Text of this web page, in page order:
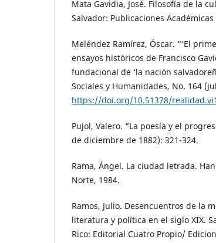
Mata Gavidia, José. Filosofía de la
Salvador: Publicaciones Académicas
Meléndez Ramírez, Óscar. “‘El
ensayos históricos de Francisco
fundacional de ‘la nación
Sociales y Humanidades, No. 164
https://doi.org/10.51378/
Pujol, Valero. “La poesía y el
de diciembre de 1882): 321-324.
Rama, Ángel. La ciudad letrada.
Norte, 1984.
Ramos, Julio. Desencuentros de la
literatura y política en el siglo XIX.
Rico: Editorial Cuatro Propio/